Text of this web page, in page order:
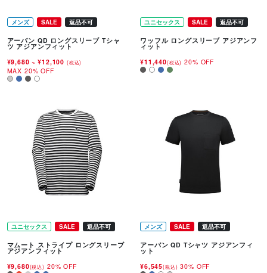
メンズ SALE 返品不可
アーバン QD ロングスリーブ Tシャ
ツ アジアンフィット
¥9,680~ ¥12,100 (税込)
MAX 20% OFF
ユニセックス SALE 返品不可
ワッフル ロングスリーブ アジアンフ
ィット
¥11,440(税込) 20% OFF
ユニセックス SALE 返品不可
マムート ストライプ ロングスリーブ
アジアンフィット
¥9,680(税込) 20% OFF
メンズ SALE 返品不可
アーバン QD Tシャツ アジアンフィ
ット
¥6,545(税込) 30% OFF